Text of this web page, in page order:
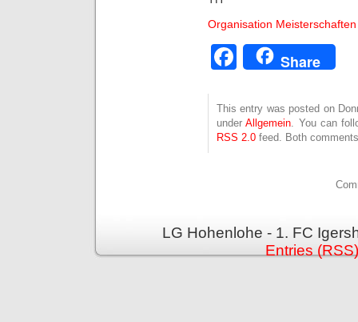
Organisation
Facebook
Share
This entry was posted on
underAllgemein . You can
RSS 2.0 feed. Both
LG Hohenlohe - 1. FC
Entries (RSS)